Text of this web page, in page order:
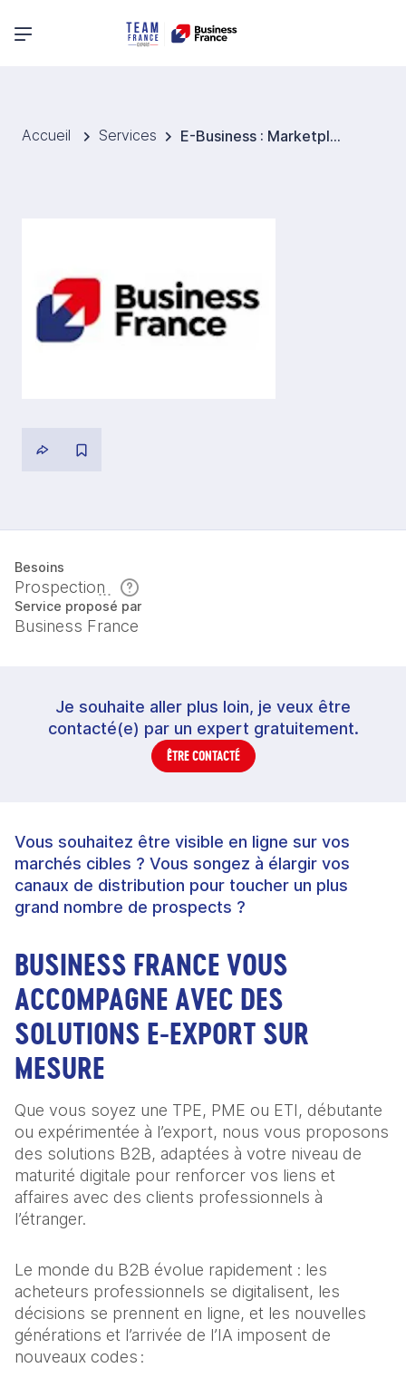
Menu principal
Accueil Services E-Business : Marketplaces BtoB internationales - Business France
Besoins
Prospection
Service proposé par
Business France
Je souhaite aller plus loin, je veux être
contacté(e) par un expert gratuitement.
ÊTRE CONTACTÉ
Vous souhaitez être visible en ligne sur vos
marchés cibles ? Vous songez à élargir vos
canaux de distribution pour toucher un plus
grand nombre de prospects ?
BUSINESS FRANCE VOUS
ACCOMPAGNE AVEC DES
SOLUTIONS E-EXPORT SUR
MESURE
Que vous soyez une TPE, PME ou ETI, débutante
ou expérimentée à l’export, nous vous proposons
des solutions B2B, adaptées à votre niveau de
maturité digitale pour renforcer vos liens et
affaires avec des clients professionnels à
l’étranger.
Le monde du B2B évolue rapidement : les
acheteurs professionnels se digitalisent, les
décisions se prennent en ligne, et les nouvelles
générations et l’arrivée de l’IA imposent de
nouveaux codes :